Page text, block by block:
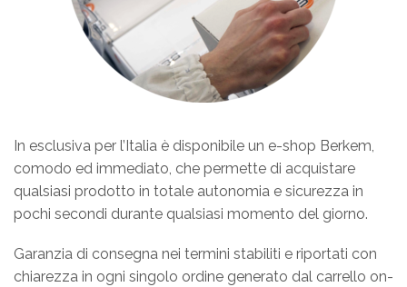
In esclusiva per l’Italia è disponibile un e-shop Berkem,
comodo ed immediato, che permette di acquistare
qualsiasi prodotto in totale autonomia e sicurezza in
pochi secondi durante qualsiasi momento del giorno.
Garanzia di consegna nei termini stabiliti e riportati con
chiarezza in ogni singolo ordine generato dal carrello on-